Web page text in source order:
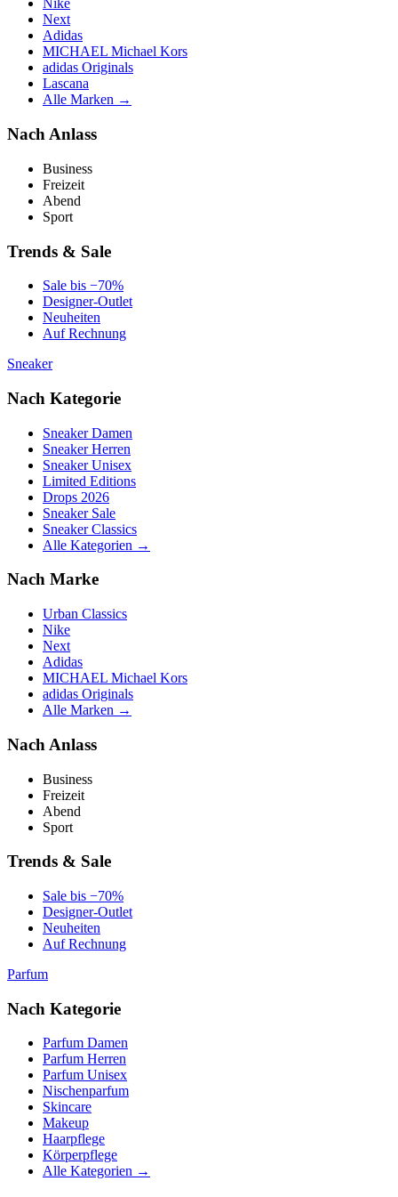
Nike
Next
Adidas
MICHAEL Michael Kors
adidas Originals
Lascana
Alle Marken →
Nach Anlass
Business
Freizeit
Abend
Sport
Trends & Sale
Sale bis −70%
Designer-Outlet
Neuheiten
Auf Rechnung
Sneaker
Nach Kategorie
Sneaker Damen
Sneaker Herren
Sneaker Unisex
Limited Editions
Drops 2026
Sneaker Sale
Sneaker Classics
Alle Kategorien →
Nach Marke
Urban Classics
Nike
Next
Adidas
MICHAEL Michael Kors
adidas Originals
Alle Marken →
Nach Anlass
Business
Freizeit
Abend
Sport
Trends & Sale
Sale bis −70%
Designer-Outlet
Neuheiten
Auf Rechnung
Parfum
Nach Kategorie
Parfum Damen
Parfum Herren
Parfum Unisex
Nischenparfum
Skincare
Makeup
Haarpflege
Körperpflege
Alle Kategorien →